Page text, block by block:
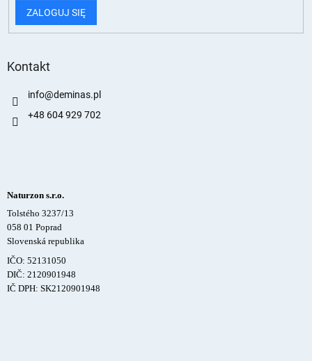
ZALOGUJ SIĘ
Kontakt
info@deminas.pl
+48 604 929 702
Naturzon s.r.o.
Tolstého 3237/13
058 01 Poprad
Slovenská republika
IČO: 52131050
DIČ: 2120901948
IČ DPH: SK2120901948